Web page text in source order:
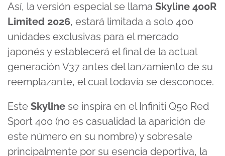
Así, la versión especial se llama Skyline 400R
Limited 2026, estará limitada a solo 400
unidades exclusivas para el mercado
japonés y establecerá el final de la actual
generación V37 antes del lanzamiento de su
reemplazante, el cual todavía se desconoce.
Este Skyline se inspira en el Infiniti Q50 Red
Sport 400 (no es casualidad la aparición de
este número en su nombre) y sobresale
principalmente por su esencia deportiva, la